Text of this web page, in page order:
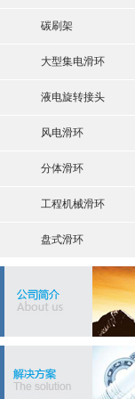
碳刷架
大型集电滑环
液电旋转接头
风电滑环
分体滑环
工程机械滑环
盘式滑环